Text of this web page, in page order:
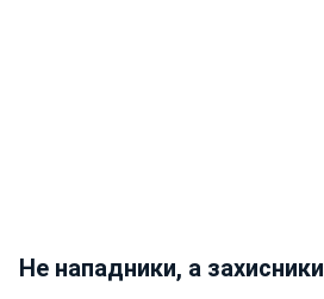
Не нападники, а захисники